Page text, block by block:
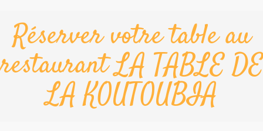
Réserver votre table au
restaurant LA TABLE DE
LA KOUTOUBIA